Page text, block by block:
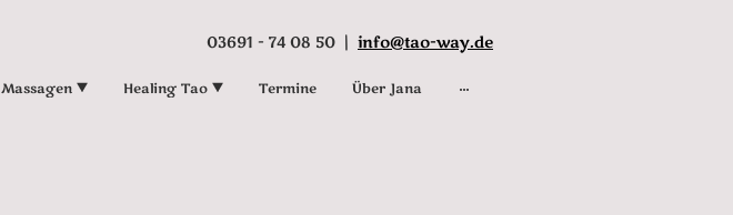
03691 - 74 08 50 | info@tao-way.de
Massagen Healing Tao Termine Über Jana